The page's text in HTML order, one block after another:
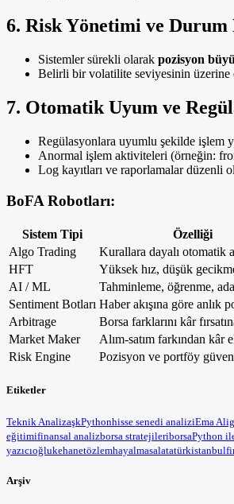
6. Risk Yönetimi ve Durum
Sistemler sürekli olarak pozisyon
Belirli bir volatilite seviyesinin üzerine
7. Otomatik Uyum ve
Regülasyonlara uyumlu şekilde işlem
Anormal işlem aktiviteleri (örneğin:
Log kayıtları ve raporlamalar düzenli
BoFA Robotları:
Sistem Tipi
Özelliği
Algo Trading
Kurallara dayalı otomatik
HFT
Yüksek hız, düşük
AI / ML
Tahminleme, öğrenme,
Sentiment Botları Haber akışına göre anlık
Arbitrage
Borsa farklarını kâr
Market Maker
Alım-satım farkından kâr
Risk Engine
Pozisyon ve portföy
Etiketler
Teknik AnalizaşkPythonhisse senedi analiziEma
eğitimifinansal analizborsa stratejileriborsaPython
yazıcıoğlukehanetözlemhayalmasalatatürkistanbul
Arşiv